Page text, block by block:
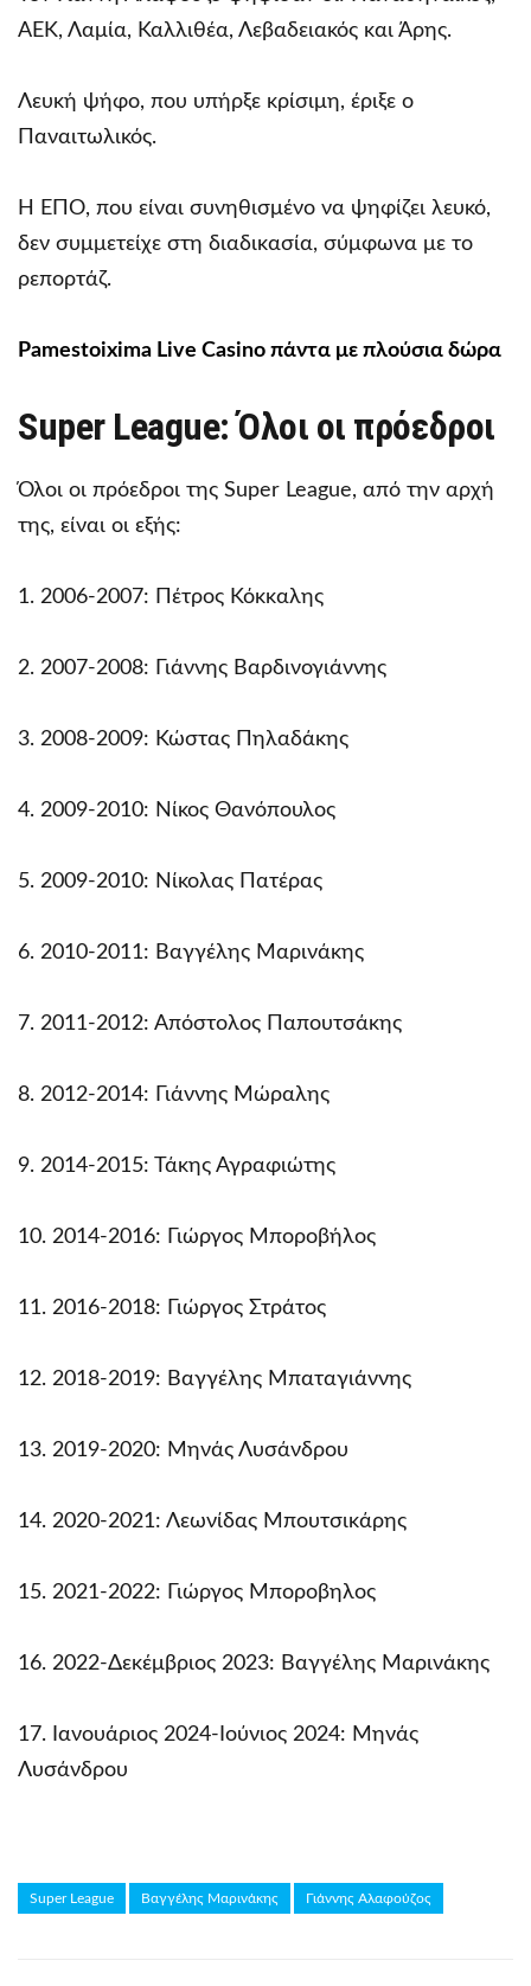
ΑΕΚ, Λαμία, Καλλιθέα, Λεβαδειακός και Άρης.
Λευκή ψήφο, που υπήρξε κρίσιμη, έριξε ο
Παναιτωλικός.
Η ΕΠΟ, που είναι συνηθισμένο να ψηφίζει λευκό,
δεν συμμετείχε στη διαδικασία, σύμφωνα με το
ρεπορτάζ.
Pamestoixima Live Casino πάντα με πλούσια δώρα
Super League: Όλοι οι πρόεδροι
Όλοι οι πρόεδροι της Super League, από την αρχή
της, είναι οι εξής:
1. 2006-2007: Πέτρος Κόκκαλης
2. 2007-2008: Γιάννης Βαρδινογιάννης
3. 2008-2009: Κώστας Πηλαδάκης
4. 2009-2010: Νίκος Θανόπουλος
5. 2009-2010: Νίκολας Πατέρας
6. 2010-2011: Βαγγέλης Μαρινάκης
7. 2011-2012: Απόστολος Παπουτσάκης
8. 2012-2014: Γιάννης Μώραλης
9. 2014-2015: Τάκης Αγραφιώτης
10. 2014-2016: Γιώργος Μποροβήλος
11. 2016-2018: Γιώργος Στράτος
12. 2018-2019: Βαγγέλης Μπαταγιάννης
13. 2019-2020: Μηνάς Λυσάνδρου
14. 2020-2021: Λεωνίδας Μπουτσικάρης
15. 2021-2022: Γιώργος Μποροβηλος
16. 2022-Δεκέμβριος 2023: Βαγγέλης Μαρινάκης
17. Ιανουάριος 2024-Ιούνιος 2024: Μηνάς
Λυσάνδρου
Super League Βαγγέλης Μαρινάκης Γιάννης Αλαφούζος